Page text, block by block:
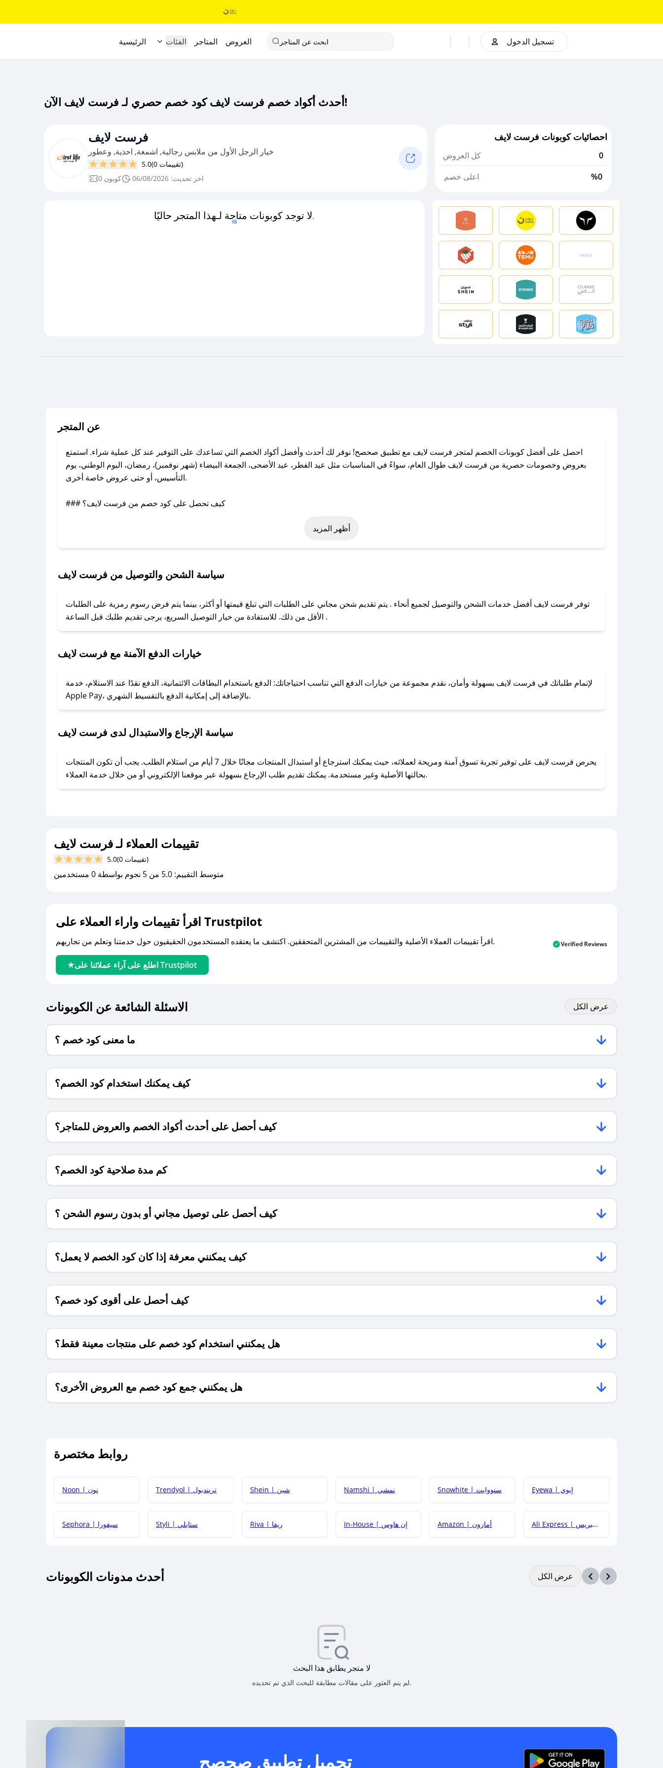
الرئيسية الفئات المتاجر العروض ابحث عن المتاجر تسجيل الدخول
أحدث أكواد خصم فرست لايف كود خصم حصري لـ فرست لايف الآن!
فرست لايف
خيار الرجل الأول من ملابس رجالية, اشمغة, احذية, وعطور
5.0
(0 تقييمات)
0 كوبون
اخر تحديث: 06/08/2026
احصائيات كوبونات فرست لايف
كل العروض
0
اعلى خصم
%0
لا توجد كوبونات متاحة لـهذا المتجر حاليًا.
عن المتجر
احصل على أفضل كوبونات الخصم لمتجر فرست لايف مع تطبيق صحصح! نوفر لك أحدث وأفضل أكواد الخصم التي تساعدك على التوفير عند كل عملية شراء. استمتع
بعروض وخصومات حصرية من فرست لايف طوال العام، سواءً في المناسبات مثل عيد الفطر، عيد الأضحى، الجمعة البيضاء (شهر نوفمبر)، رمضان، اليوم الوطني، يوم
التأسيس، أو حتى عروض خاصة أخرى.
### كيف تحصل على كود خصم من فرست لايف؟
باستخدام تطبيق صحصح، يمكنك العثور بسهولة على كود خصم فرست لايف. وفي حال عدم توفر الكوبون، تواصل معنا عبر تويتر أو البريد الإلكتروني لإضافته بسرعة.
لا تقلق! يمكنك التواصل مع فريق دعم صحصح عبر الرسائل الخاصة على تويتر أو البريد الإلكتروني، وسنقوم بحل المشكلة في أسرع وقت ممكن.
### ماذا أفعل إذا لم أجد كود خصم لمتجري المفضل؟
للحصول على كوبونات وخصومات حصرية، قم بما يلي:
- اضغط على أيقونة متابعة لمتجر فرست لايف في تطبيق صحصح.
- تابع حسابنا الرسمي على تويتر وقم بتفعيل زر التنبيهات.
أظهر المزيد
سياسة الشحن والتوصيل من فرست لايف
توفر فرست لايف أفضل خدمات الشحن والتوصيل لجميع أنحاء . يتم تقديم شحن مجاني على الطلبات التي تبلغ قيمتها أو أكثر، بينما يتم فرض رسوم رمزية على الطلبات
الأقل من ذلك. للاستفادة من خيار التوصيل السريع، يرجى تقديم طلبك قبل الساعة .
خيارات الدفع الآمنة مع فرست لايف
لإتمام طلباتك في فرست لايف بسهولة وأمان، نقدم مجموعة من خيارات الدفع التي تناسب احتياجاتك: الدفع باستخدام البطاقات الائتمانية، الدفع نقدًا عند الاستلام، خدمة
Apple Pay، بالإضافة إلى إمكانية الدفع بالتقسيط الشهري.
سياسة الإرجاع والاستبدال لدى فرست لايف
يحرص فرست لايف على توفير تجربة تسوق آمنة ومريحة لعملائه، حيث يمكنك استرجاع أو استبدال المنتجات مجانًا خلال 7 أيام من استلام الطلب. يجب أن تكون المنتجات
بحالتها الأصلية وغير مستخدمة. يمكنك تقديم طلب الإرجاع بسهولة عبر موقعنا الإلكتروني أو من خلال خدمة العملاء.
تقييمات العملاء لـ فرست لايف
5.0 (0 تقييمات)
متوسط التقييم: 5.0 من 5 نجوم بواسطة 0 مستخدمين
اقرأ تقييمات واراء العملاء على Trustpilot
اقرأ تقييمات العملاء الأصلية والتقييمات من المشترين المتحققين. اكتشف ما يعتقده المستخدمون الحقيقيون حول خدمتنا وتعلم من تجاربهم.
اطلع على آراء عملائنا على Trustpilot
Verified Reviews
الاسئلة الشائعة عن الكوبونات عرض الكل
ما معنى كود خصم ؟
كيف يمكنك استخدام كود الخصم؟
كيف أحصل على أحدث أكواد الخصم والعروض للمتاجر؟
كم مدة صلاحية كود الخصم؟
كيف أحصل على توصيل مجاني أو بدون رسوم الشحن ؟
كيف يمكنني معرفة إذا كان كود الخصم لا يعمل؟
كيف أحصل على أقوى كود خصم؟
هل يمكنني استخدام كود خصم على منتجات معينة فقط؟
هل يمكنني جمع كود خصم مع العروض الأخرى؟
روابط مختصرة
Noon | نون Trendyol | ترينديول Shein | شين Namshi | نمشي Snowhite | سنووايت Eyewa | إيوي
Sephora | سيفورا Styli | ستايلي Riva | ريفا In-House | إن هاوس Amazon | أمازون Ali Express | علي إكسبريس
أحدث مدونات الكوبونات عرض الكل
لا متجر يطابق هذا البحث
لم يتم العثور على مقالات مطابقة للبحث الذي تم تحديده.
تحميل تطبيق صحصح